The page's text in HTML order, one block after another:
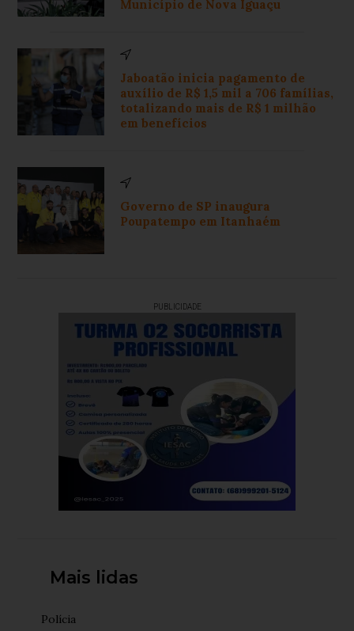
Município de Nova Iguaçu
Jaboatão inicia pagamento de
auxílio de R$ 1,5 mil a 706 famílias,
totalizando mais de R$ 1 milhão
em benefícios
Governo de SP inaugura
Poupatempo em Itanhaém
PUBLICIDADE
Mais lidas
Polícia